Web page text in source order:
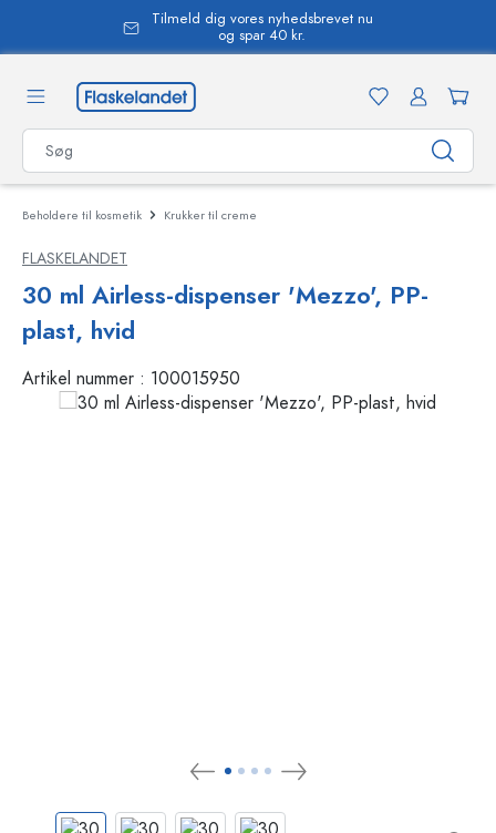
Tilmeld dig vores nyhedsbrevet nu
og spar 40 kr.
Beholdere til kosmetik Krukker til creme
FLASKELANDET
30 ml Airless-dispenser 'Mezzo', PP-
plast, hvid
Artikel nummer : 100015950